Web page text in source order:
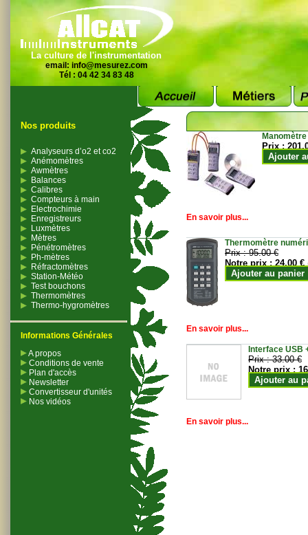
La culture de l'instrumentation
email: info@mesurez.com
Tél : 04 42 34 83 48
Nos produits
Analyseurs d’o2 et co2
Anémomètres
Awmètres
Balances
Calibres
Compteurs à main
Electrochimie
Enregistreurs
Luxmètres
Mètres
Pénétromètres
Ph-mètres
Réfractomètres
Station-Météo
Test bouchons
Thermomètres
Thermo-hygromètres
Informations Générales
A propos
Conditions de vente
Plan d'accès
Newsletter
Convertisseur d'unités
Nos vidéos
Prix :
Ajouter
En savoir plus...
Thermomètre
Prix :95.00 €
Notre prix :24.00 €
Ajouter au panier
En savoir plus...
Interface USB
Prix :33.00 €
Notre prix :
Ajouter au
En savoir plus...